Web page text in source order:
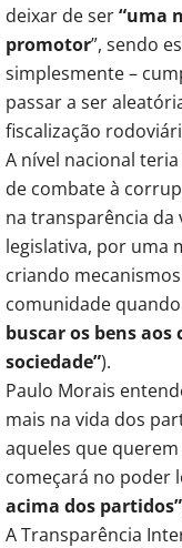
deixar de ser“uma
promotor”, sendo
simplesmente –
passar a ser
fiscalização
A nível nacional
de combate à
na transparência da
legislativa, por uma
criando
comunidade
buscar os bens
sociedade”).
Paulo Morais
mais na vida dos
aqueles que
começará no poder
acima dos partidos”
A Transparência